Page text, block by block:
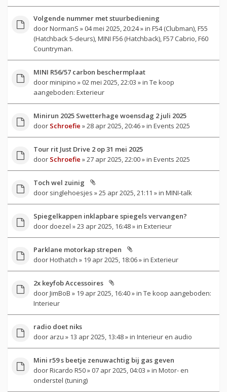
Volgende nummer met stuurbediening
doorNormanS » 04 mei 2025, 20:24 » in F54 (Clubman), F55
(Hatchback 5-deurs), MINI F56 (Hatchback), F57 Cabrio, F60
Countryman.
MINI R56/57 carbon beschermplaat
doorminipino » 02 mei 2025, 22:03 » in Te koop
aangeboden: Exterieur
Minirun 2025 Swetterhage woensdag 2 juli 2025
door Schroefie » 28 apr 2025, 20:46 » in Events 2025
Tour rit Just Drive 2 op 31 mei 2025
door Schroefie » 27 apr 2025, 22:00 » in Events 2025
Toch wel zuinig
door singlehoesjes » 25 apr 2025, 21:11 » in MINI-talk
Spiegelkappen inklapbare spiegels vervangen?
door doezel » 23 apr 2025, 16:48 » in Exterieur
Parklane motorkap strepen
doorHothatch » 19 apr 2025, 18:06 » in Exterieur
2x keyfob Accessoires
doorJimBoB » 19 apr 2025, 16:40 » in Te koop aangeboden:
Interieur
radio doet niks
door arzu » 13 apr 2025, 13:48 » in Interieur en audio
Mini r59 s beetje zenuwachtig bij gas geven
doorRicardo R50» 07 apr 2025, 04:03 » in Motor- en
onderstel (tuning)